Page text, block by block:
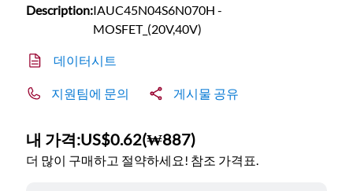
Description:IAUC45N04S6N070H -
MOSFET_(20V,40V)
데이터시트
지원팀에 문의 게시물 공유
내 가격:US$0.62(₩887)
더 많이 구매하고 절약하세요! 참조 가격표.